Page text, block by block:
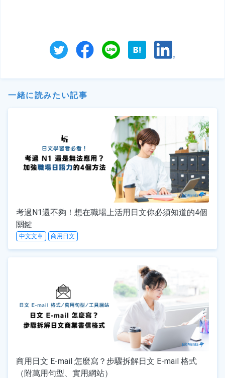
一緒に読みたい記事
考過N1還不夠！想在職場上活用日文你必須知道的4個
關鍵
中文文章 商用日文
商用日文 E-mail 怎麼寫？步驟拆解日文 E-mail 格式
（附萬用句型、實用網站）